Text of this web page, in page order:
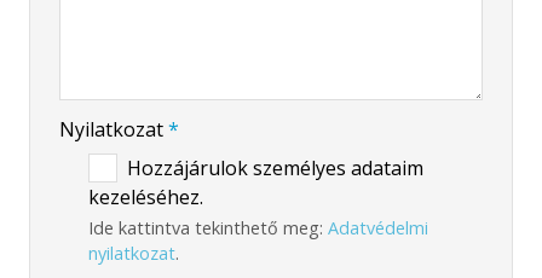
Nyilatkozat*
Hozzájárulok személyes adataim
kezeléséhez.
Ide kattintva tekinthető meg: Adatvédelmi
nyilatkozat.